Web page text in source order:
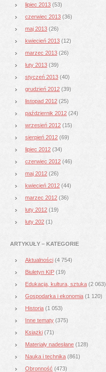
lipiec 2013 (53)
czerwiec 2013 (36)
maj 2013 (26)
kwiecień 2013 (12)
marzec 2013 (26)
luty 2013 (39)
styczeń 2013 (40)
grudzień 2012 (39)
listopad 2012 (25)
październik 2012 (24)
wrzesień 2012 (15)
sierpień 2012 (69)
lipiec 2012 (34)
czerwiec 2012 (46)
maj 2012 (26)
kwiecień 2012 (44)
marzec 2012 (36)
luty 2012 (19)
luty 202 (1)
ARTYKUŁY – KATEGORIE
Aktualności (4 754)
Biuletyn KIP (19)
Edukacja, kultura, sztuka (2 063)
Gospodarka i ekonomia (1 120)
Historia (1 053)
Inne tematy (375)
Książki (71)
Materiały nadesłane (128)
Nauka i technika (861)
Obronność (473)